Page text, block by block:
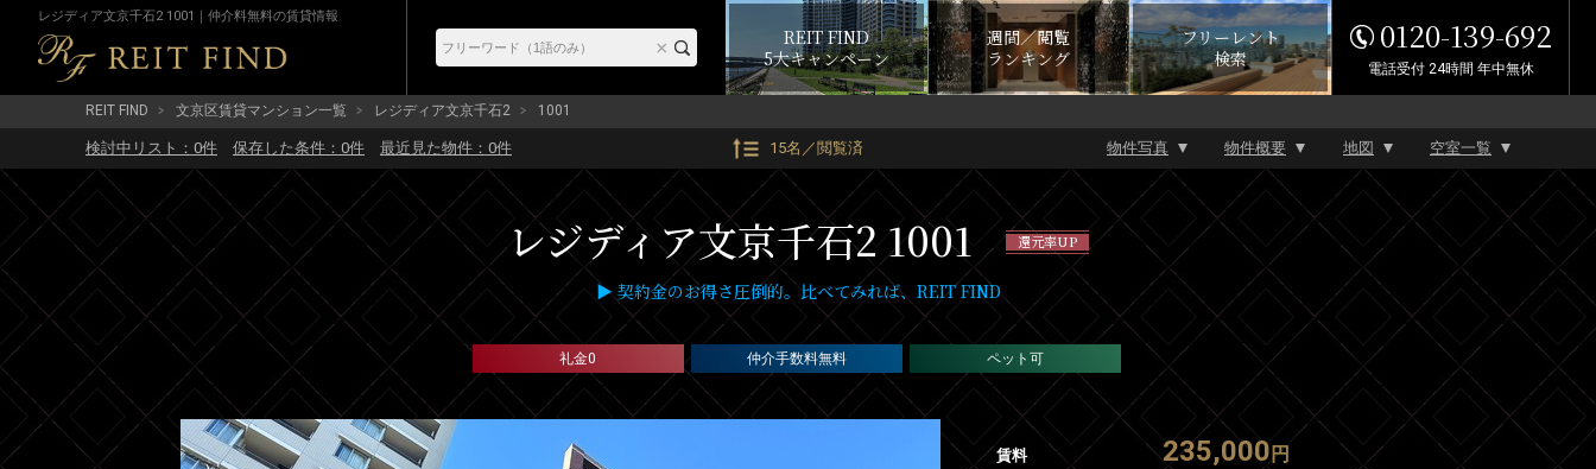
レジディア文京千石2 1001｜仲介料無料の賃貸情報
REIT FIND
5大キャンペーン
週間／閲覧
ランキング
フリーレント
検索
0120-139-692
電話受付 24時間 年中無休
REIT FIND 文京区賃貸マンション一覧 レジディア文京千石2 1001
検討中リスト： 0件 保存した条件： 0件 最近見た物件： 0件 15名／閲覧済 物件写真 物件概要 地図 空室一覧
レジディア文京千石2 1001 還元率UP
▶ 契約金のお得さ圧倒的。比べてみれば、REIT FIND
礼金0 仲介手数料無料 ペット可
賃料 235,000 円